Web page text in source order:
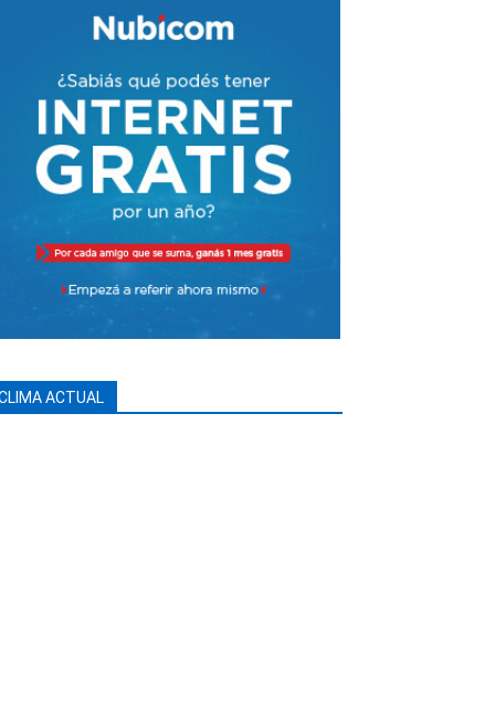
ACTUAL